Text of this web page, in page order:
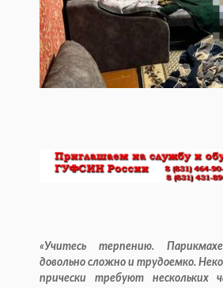
«Учитесь терпению.
довольно сложно и трудоемко.
прически требуют нескольких